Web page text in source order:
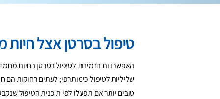
טיפול בסרטן אצל
האפשרויות הזמינות לטיפול בסרטן בחיות
שליליות לטיפול כימותרפי; לעתים רחוקות
טובים יותר אם תפעלו לפי תוכנית הטיפול